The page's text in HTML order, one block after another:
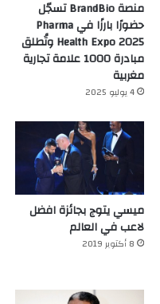
منصة BrandBio تسجّل
حضورًا بارزًا في Pharma
Health Expo 2025 وتُطلق
مبادرة 1000 علامة تجارية
مغربية
4 يوليو 2025
ميسي يتوج بجائزة افضل
لاعب في العالم‎
8 أكتوبر 2019